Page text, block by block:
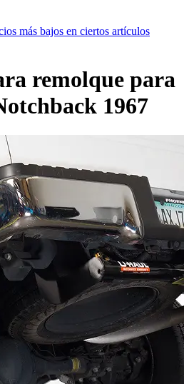
más bajos en ciertos artículos
remolque para
1967